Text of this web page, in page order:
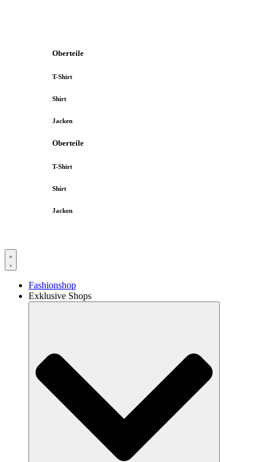
Oberteile
T-Shirt
Shirt
Jacken
Oberteile
T-Shirt
Shirt
Jacken
Fashionshop
Exklusive Shops